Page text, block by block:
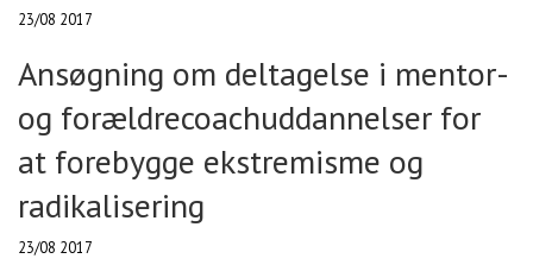
23/08 2017
Ansøgning om deltagelse i mentor-
og forældrecoachuddannelser for
at forebygge ekstremisme og
radikalisering
23/08 2017